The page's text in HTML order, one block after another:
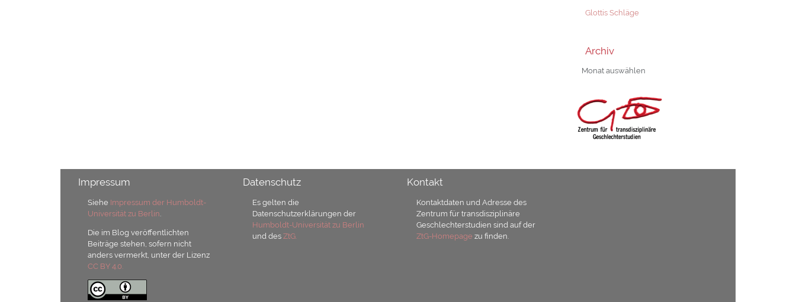
Glottis Schläge
Archiv
Archiv
Impressum
Siehe Impressum der Humboldt-
Universität zu Berlin
Die im Blog veröffentlichten
Beiträge stehen, sofern nicht
anders vermerkt, unter der Lizenz
CC BY 4.0.
Datenschutz
Es gelten die
Datenschutzerklärungen der
Humboldt-Universität zu Berlin
und des ZtG.
Kontakt
Kontaktdaten und Adresse des
Zentrum für transdisziplinäre
Geschlechterstudien sind auf der
ZtG-Homepagezu finden.